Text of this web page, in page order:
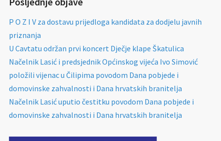
P O Z I V za dostavu prijedloga kandidata za dodjelu javnih
priznanja
U Cavtatu održan prvi koncert Dječje klape Škatulica
Načelnik Lasić i predsjednik Općinskog vijeća Ivo Simović
položili vijenac u Čilipima povodom Dana pobjede i
domovinske zahvalnosti i Dana hrvatskih branitelja
Načelnik Lasić uputio čestitku povodom Dana pobjede i
domovinske zahvalnosti i Dana hrvatskih branitelja